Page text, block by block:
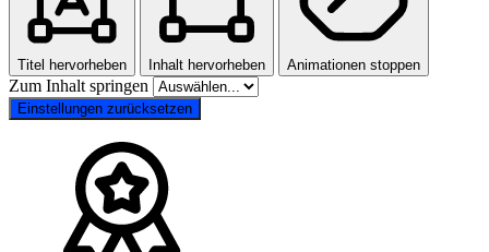
Titel hervorheben Inhalt hervorheben Animationen stoppen
Zum Inhalt springen
Einstellungen zurücksetzen